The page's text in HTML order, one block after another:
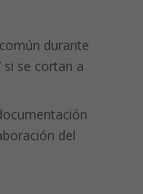
durante
si se cortan a
del